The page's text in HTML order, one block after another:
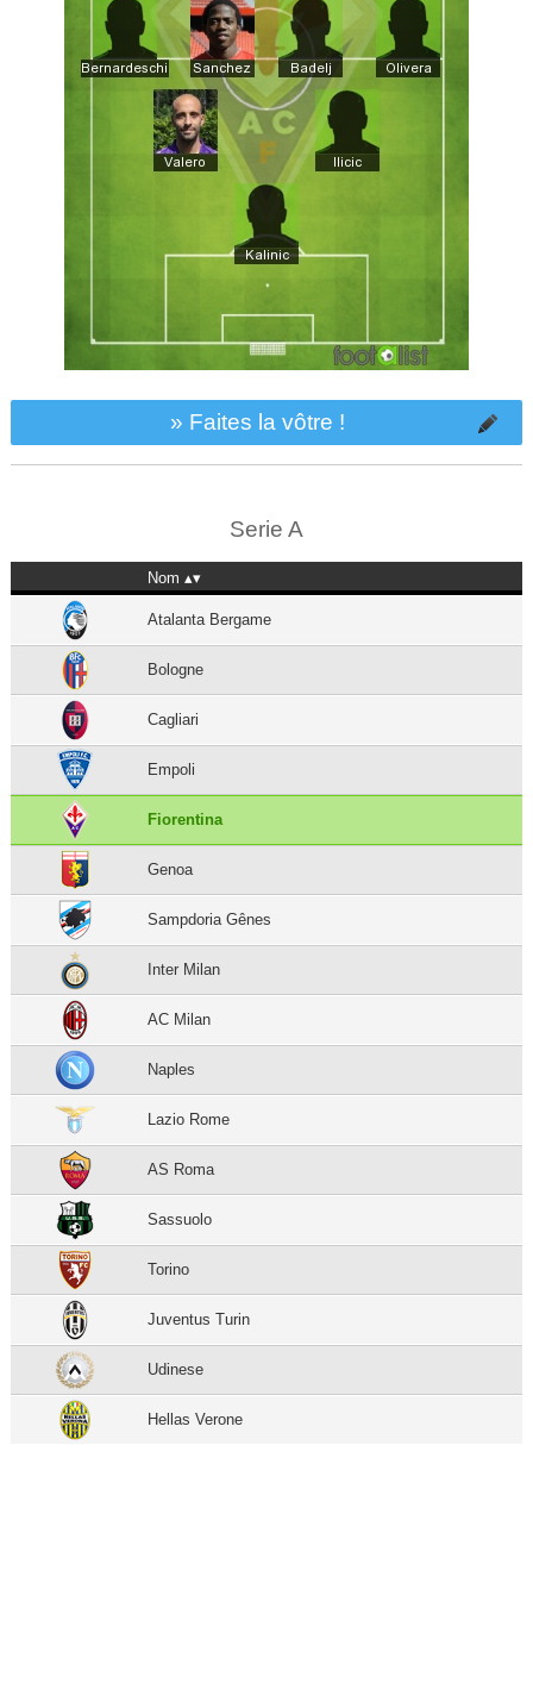
» Faites la vôtre !
Serie A
Nom
Atalanta Bergame
Bologne
Cagliari
Empoli
Fiorentina
Genoa
Sampdoria Gênes
Inter Milan
AC Milan
Naples
Lazio Rome
AS Roma
Sassuolo
Torino
Juventus Turin
Udinese
Hellas Verone